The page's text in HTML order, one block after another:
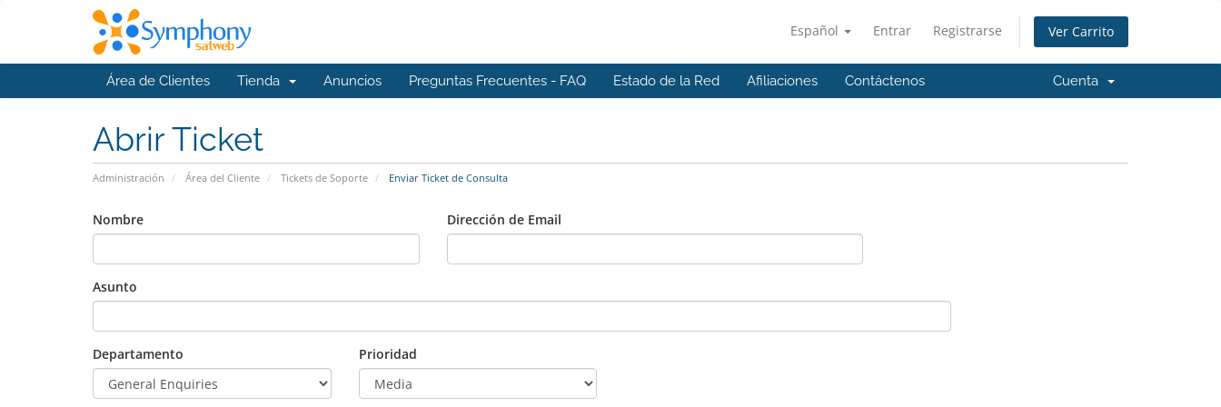
Español Entrar Registrarse Ver Carrito
Área de Clientes Tienda Anuncios Preguntas Frecuentes - FAQ Estado de la Red Afiliaciones Contáctenos Cuenta
Abrir Ticket
Administración Área del Cliente Tickets de Soporte Enviar Ticket de Consulta
Nombre Dirección de Email
Asunto
Departamento Prioridad